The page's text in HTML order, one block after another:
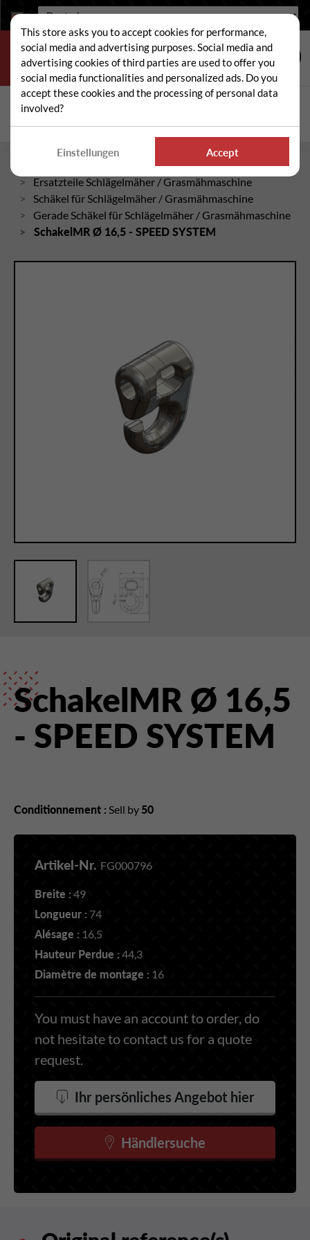
Sprache:
Suche
Ersatzteile Schlägelmäher / Grasmähmaschine
Schäkel für Schlägelmäher / Grasmähmaschine
Gerade Schäkel für Schlägelmäher / Grasmähmaschine
SchakelMR Ø 16,5 - SPEED SYSTEM
SchakelMR Ø 16,5
- SPEED SYSTEM
Conditionnement : Sell by 50
Artikel-Nr. FG000796
Breite :49
Longueur : 74
Alésage : 16,5
Hauteur Perdue : 44,3
Diamètre de montage : 16
You must have an account to order, do
not hesitate to contact us for a quote
request.
Ihr persönliches Angebot hier
Händlersuche
This store asks you to accept cookies for performance,
social media and advertising purposes. Social media and
advertising cookies of third parties are used to offer you
social media functionalities and personalized ads. Do you
accept these cookies and the processing of personal data
involved?
Einstellungen Accept